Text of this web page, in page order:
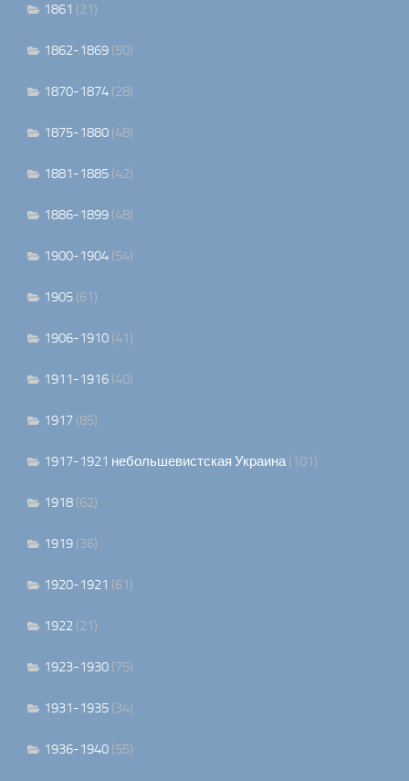
1861 (21)
1862-1869 (50)
1870-1874 (28)
1875-1880 (48)
1881-1885 (42)
1886-1899 (48)
1900-1904 (54)
1905 (61)
1906-1910 (41)
1911-1916 (40)
1917 (85)
1917-1921 небольшевистская Украина(101)
1918 (62)
1919 (36)
1920-1921 (61)
1922 (21)
1923-1930 (75)
1931-1935 (34)
1936-1940 (55)